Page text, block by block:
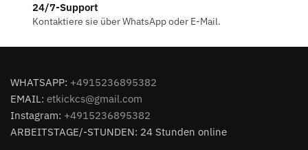
24/7-Support
Kontaktiere sie über WhatsApp oder E-Mail.
WHATSAPP: +4915236895382
EMAIL: etkickcs@gmail.com
Instagram: +4915236895382
ARBEITSTAGE/-STUNDEN: 24 Stunden online